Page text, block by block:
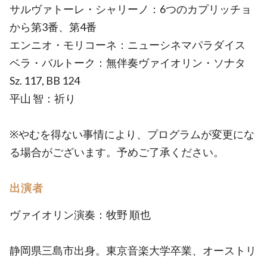
サルヴァトーレ・シャリーノ：6つのカプリッチョ
から第3番、第4番
エンニオ・モリコーネ：ニューシネマパラダイス
ベラ・バルトーク：無伴奏ヴァイオリン・ソナタ
Sz. 117, BB 124
平山 智：祈り
※やむを得ない事情により、プログラムが変更にな
る場合がございます。予めご了承ください。
出演者
ヴァイオリン演奏：牧野 順也
静岡県三島市出身。東京音楽大学卒業、オーストリ